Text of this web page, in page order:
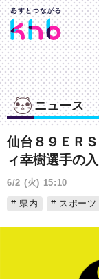
ニュース
仙台８９ＥＲ
ィ幸樹選手の
6/2 (火) 15:10
県内
スポーツ